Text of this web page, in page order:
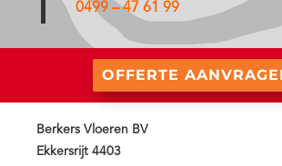
0499 – 47 61 99
OFFERTE
Berkers Vloeren BV
Ekkersrijt 4403